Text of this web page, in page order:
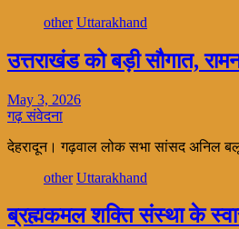
other Uttarakhand
उत्तराखंड को बड़ी सौगात,
May 3, 2026
गढ़ संवेदना
देहरादून। गढ़वाल लोक सभा सांसद अनिल
other Uttarakhand
ब्रह्मकमल शक्ति संस्था के